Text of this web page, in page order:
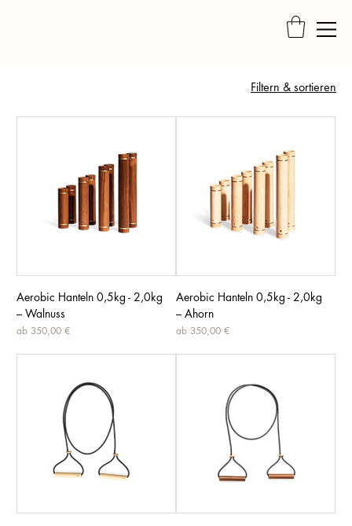
Filtern & sortieren
Aerobic Hanteln 0,5kg - 2,0kg
– Walnuss
ab 350,00 €
Sale-Preis
Aerobic Hanteln 0,5kg - 2,0kg
– Ahorn
ab 350,00 €
Sale-Preis